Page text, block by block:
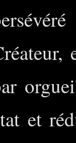
et